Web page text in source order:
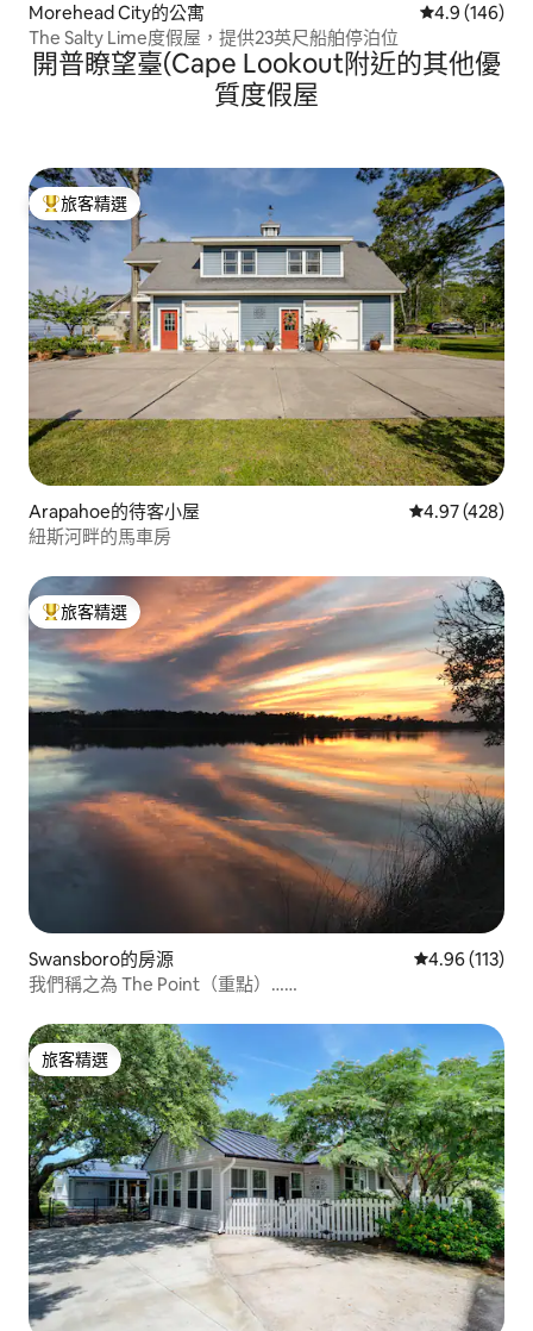
Morehead City的公寓 從 146 則評
4.9 (146)
The Salty Lime度假屋，提供23英尺船舶停泊位
開普瞭望臺(Cape Lookout附近的其他優
質度假屋
旅客精選榜首
旅客精選
Arapahoe的待客小屋 從 428 則評價
4.97 (428)
紐斯河畔的馬車房
旅客精選榜首
旅客精選
Swansboro的房源 從 113 則評價
4.96 (113)
我們稱之為 The Point（重點）……
旅客精選
旅客精選